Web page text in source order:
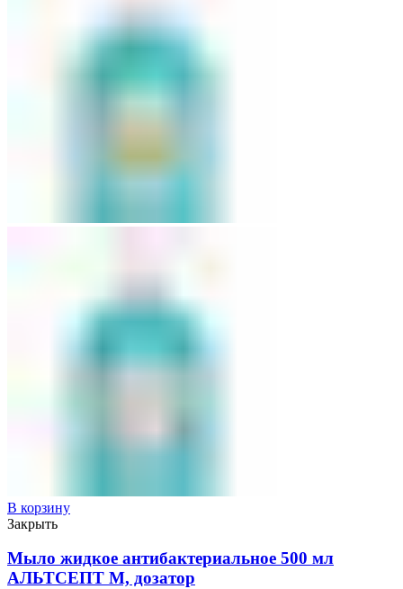
В корзину
Закрыть
Мыло жидкое антибактериальное 500 мл
АЛЬТСЕПТ М, дозатор